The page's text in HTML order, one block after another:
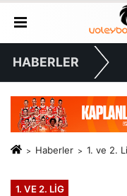
HABERLER
Haberler 1. ve 2.
1. VE 2. LIG